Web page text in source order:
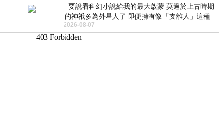
要說看科幻小說給我的最大啟蒙 莫過於上古時期
的神祇多為外星人了 即便擁有像「支離人」這種
驚世駭俗的神通法門 也未必讀
2026-08-07